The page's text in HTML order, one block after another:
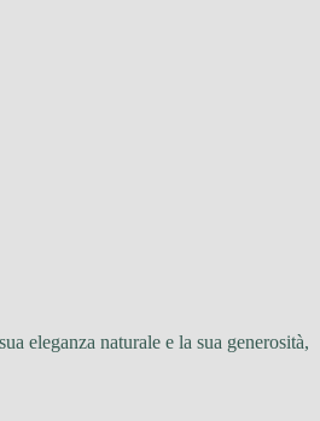
eleganza naturale e la sua generosità,